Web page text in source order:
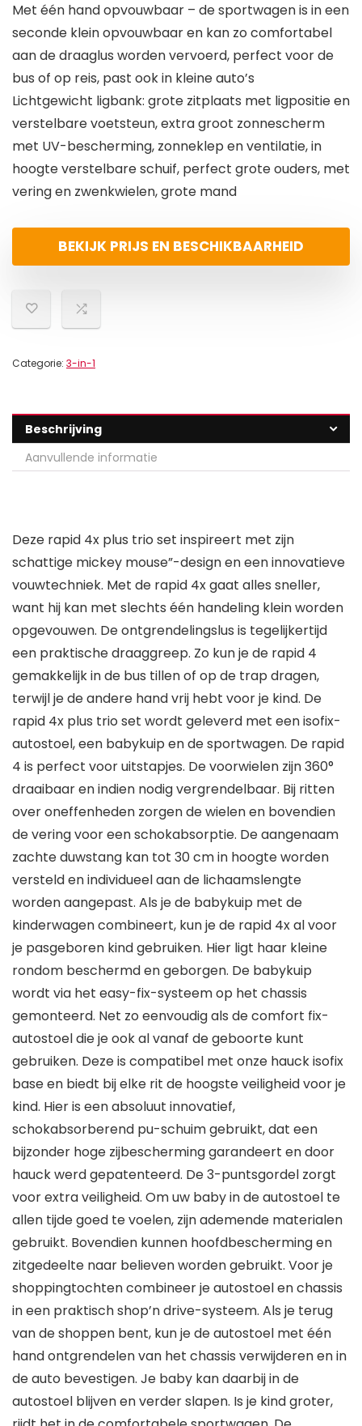
Met één hand opvouwbaar – de sportwagen is in een
seconde klein opvouwbaar en kan zo comfortabel
aan de draaglus worden vervoerd, perfect voor de
bus of op reis, past ook in kleine auto’s
Lichtgewicht ligbank: grote zitplaats met ligpositie en
verstelbare voetsteun, extra groot zonnescherm
met UV-bescherming, zonneklep en ventilatie, in
hoogte verstelbare schuif, perfect grote ouders, met
vering en zwenkwielen, grote mand
BEKIJK PRIJS EN BESCHIKBAARHEID
Categorie: 3-in-1
Beschrijving
Aanvullende informatie
Deze rapid 4x plus trio set inspireert met zijn
schattige mickey mouse”-design en een innovatieve
vouwtechniek. Met de rapid 4x gaat alles sneller,
want hij kan met slechts één handeling klein worden
opgevouwen. De ontgrendelingslus is tegelijkertijd
een praktische draaggreep. Zo kun je de rapid 4
gemakkelijk in de bus tillen of op de trap dragen,
terwijl je de andere hand vrij hebt voor je kind. De
rapid 4x plus trio set wordt geleverd met een isofix-
autostoel, een babykuip en de sportwagen. De rapid
4 is perfect voor uitstapjes. De voorwielen zijn 360°
draaibaar en indien nodig vergrendelbaar. Bij ritten
over oneffenheden zorgen de wielen en bovendien
de vering voor een schokabsorptie. De aangenaam
zachte duwstang kan tot 30 cm in hoogte worden
versteld en individueel aan de lichaamslengte
worden aangepast. Als je de babykuip met de
kinderwagen combineert, kun je de rapid 4x al voor
je pasgeboren kind gebruiken. Hier ligt haar kleine
rondom beschermd en geborgen. De babykuip
wordt via het easy-fix-systeem op het chassis
gemonteerd. Net zo eenvoudig als de comfort fix-
autostoel die je ook al vanaf de geboorte kunt
gebruiken. Deze is compatibel met onze hauck isofix
base en biedt bij elke rit de hoogste veiligheid voor je
kind. Hier is een absoluut innovatief,
schokabsorberend pu-schuim gebruikt, dat een
bijzonder hoge zijbescherming garandeert en door
hauck werd gepatenteerd. De 3-puntsgordel zorgt
voor extra veiligheid. Om uw baby in de autostoel te
allen tijde goed te voelen, zijn ademende materialen
gebruikt. Bovendien kunnen hoofdbescherming en
zitgedeelte naar believen worden gebruikt. Voor je
shoppingtochten combineer je autostoel en chassis
in een praktisch shop’n drive-systeem. Als je terug
van de shoppen bent, kun je de autostoel met één
hand ontgrendelen van het chassis verwijderen en in
de auto bevestigen. Je baby kan daarbij in de
autostoel blijven en verder slapen. Is je kind groter,